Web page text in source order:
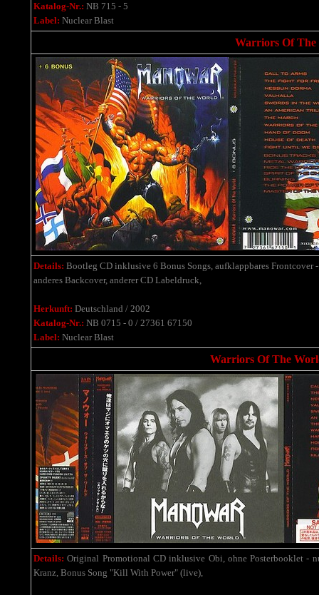
Katalog-Nr.: NB 715 - 5
Label: Nuclear Blast
Warriors Of The
Details: Bootleg CD inklusive 6 Bonus Songs, aufklappbares
anderes Backcover, anderer CD Labeldruck,
Herkunft: Deutschland / 2002
Katalog-Nr.: NB 0715 - 0 / 27361 67150
Label: Nuclear Blast
Warriors Of The
Details: Original Promotional CD inklusive Obi, ohne Posterbooklet -
Kranz, Bonus Song "Kill With Power" (live),